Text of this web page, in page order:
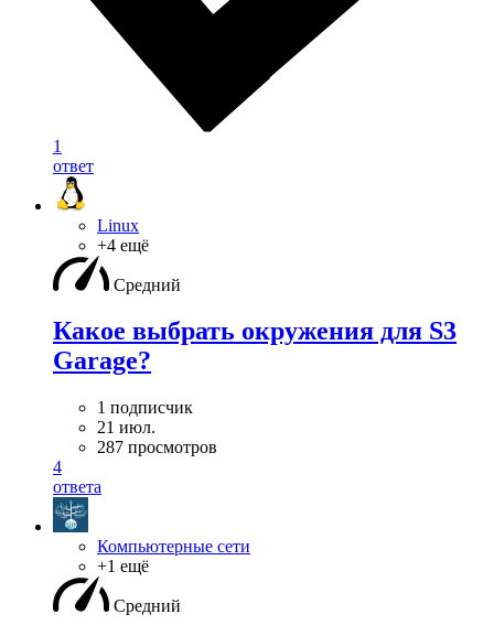
1
ответ
Linux
+4 ещё
Средний
Какое выбрать окружения для S3
Garage?
1 подписчик
21 июл.
287 просмотров
4
ответа
Компьютерные сети
+1 ещё
Средний